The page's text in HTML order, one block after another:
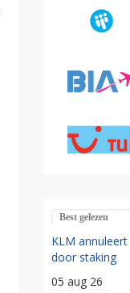
Best gelezen
KLM
door staking
05 aug 26